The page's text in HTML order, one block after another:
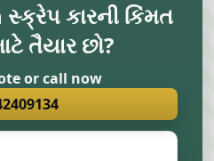
કારની કિંમત
તૈયાર છો?
or call now